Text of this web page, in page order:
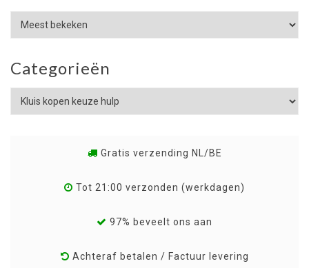
Categorieën
Gratis verzending NL/BE
Tot 21:00 verzonden (werkdagen)
97% beveelt ons aan
Achteraf betalen / Factuur levering